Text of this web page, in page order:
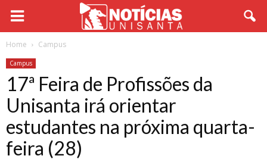
Home Campus
Campus
17ª Feira de Profissões da
Unisanta irá orientar
estudantes na próxima quarta-
feira (28)